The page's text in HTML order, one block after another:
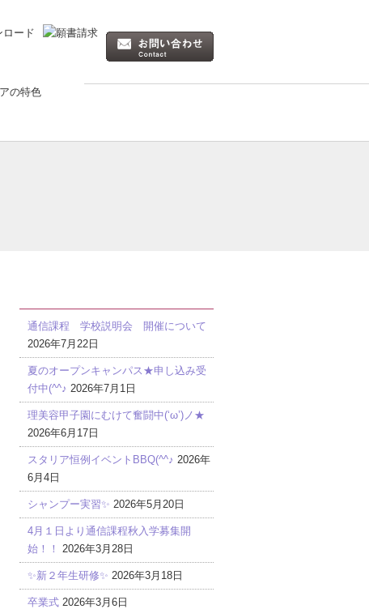
通信課程 学校説明会 開催について
2026年7月22日
夏のオープンキャンパス★申し込み受
付中(^^♪ 2026年7月1日
理美容甲子園にむけて奮闘中(‘ω’)ノ★
2026年6月17日
スタリア恒例イベントBBQ(^^♪ 2026年
6月4日
シャンプー実習✨ 2026年5月20日
4月１日より通信課程秋入学募集開
始！！
2026年3月28日
✨新２年生研修✨ 2026年3月18日
卒業式 2026年3月6日